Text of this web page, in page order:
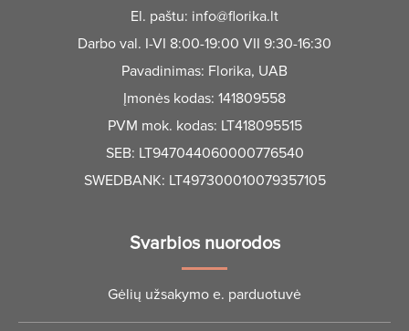
El. paštu: info@florika.lt
Darbo val. I-VI 8:00-19:00 VII 9:30-16:30
Pavadinimas: Florika, UAB
Įmonės kodas: 141809558
PVM mok. kodas: LT418095515
SEB: LT947044060000776540
SWEDBANK: LT497300010079357105
Svarbios nuorodos
Gėlių užsakymo e. parduotuvė